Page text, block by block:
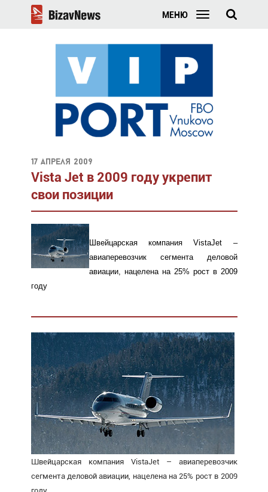
МЕНЮ
17 апреля 2009
Vista Jet в 2009 году укрепит
свои позиции
Швейцарская компания VistaJet –
авиаперевозчик сегмента деловой
авиации, нацелена на 25% рост в 2009
году
Швейцарская компания VistaJet – авиаперевозчик
сегмента деловой авиации, нацелена на 25% рост в 2009